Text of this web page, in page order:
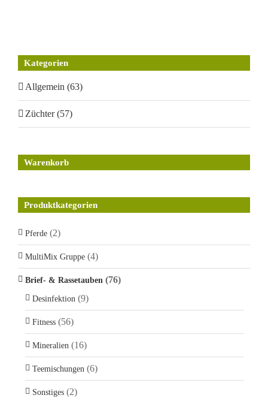
Kategorien
Allgemein (63)
Züchter (57)
Warenkorb
Produktkategorien
Pferde (2)
MultiMix Gruppe (4)
Brief- & Rassetauben (76)
Desinfektion (9)
Fitness (56)
Mineralien (16)
Teemischungen (6)
Sonstiges (2)